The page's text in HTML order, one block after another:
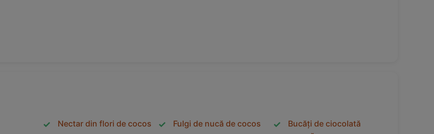
Nectar din flori de cocos Fulgi de nucă de cocos
Bucăți de ciocolată